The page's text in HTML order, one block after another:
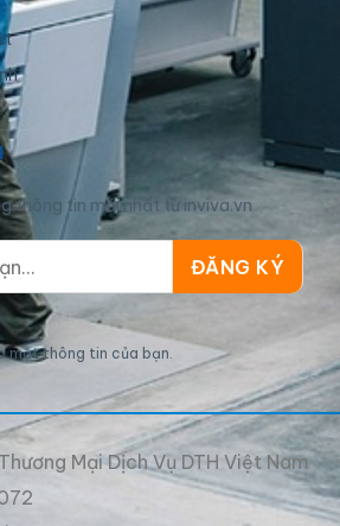
thông tin mới nhất từ inviva.vn
mật thông tin của bạn.
Mại Dịch Vụ DTH Việt Nam